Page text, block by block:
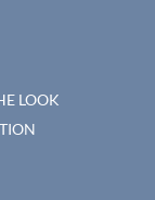
LOOK